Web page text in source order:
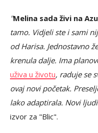
"Melina sada živi na
tamo. Vidjeli ste i sami
od Harisa. Jednostavno
krenula dalje. Ima
uživa u životu, raduje se
ovaj novi početak.
lako adaptirala. Novi
izvor za "Blic".